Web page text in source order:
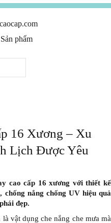
phẩm
16 Xương – Xu
Lịch Được Yêu
cao cấp 16 xương với thiết kế
nắng chống UV hiệu quả
đẹp.
vật dụng che nắng che mưa mà